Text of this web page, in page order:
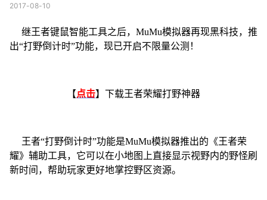
2017-08-10
继王者键鼠智能工具之后，MuMu模拟器再现黑科技，推
出“打野倒计时”功能，现已开启不限量公测！
【点击】下载王者荣耀打野神器
王者“打野倒计时”功能是MuMu模拟器推出的《王者荣
耀》辅助工具，它可以在小地图上直接显示视野内的野怪刷
新时间，帮助玩家更好地掌控野区资源。